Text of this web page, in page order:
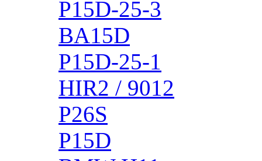
P15D-25-3
BA15D
P15D-25-1
HIR2 / 9012
P26S
P15D